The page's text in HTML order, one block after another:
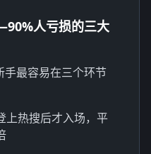
人亏损的三大
手最容易在三个环节
上热搜后才入场，平